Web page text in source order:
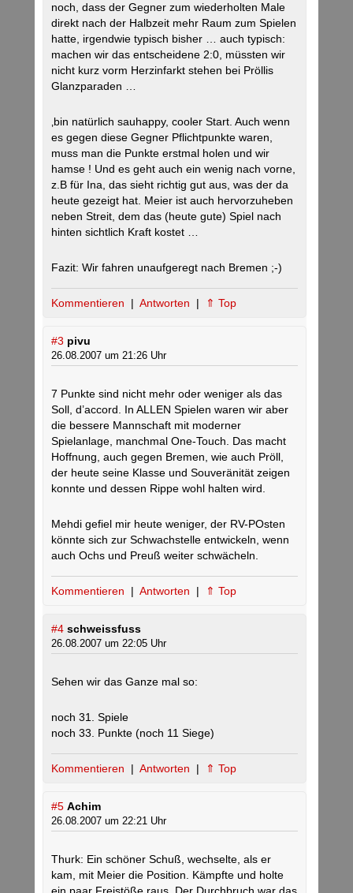
noch, dass der Gegner zum wiederholten Male
direkt nach der Halbzeit mehr Raum zum Spielen
hatte, irgendwie typisch bisher … auch typisch:
machen wir das entscheidene 2:0, müssten wir
nicht kurz vorm Herzinfarkt stehen bei Pröllis
Glanzparaden …
‚bin natürlich sauhappy, cooler Start. Auch wenn
es gegen diese Gegner Pflichtpunkte waren,
muss man die Punkte erstmal holen und wir
hamse ! Und es geht auch ein wenig nach vorne,
z.B für Ina, das sieht richtig gut aus, was der da
heute gezeigt hat. Meier ist auch hervorzuheben
neben Streit, dem das (heute gute) Spiel nach
hinten sichtlich Kraft kostet …
Fazit: Wir fahren unaufgeregt nach Bremen ;-)
Kommentieren | Antworten | ⇑ Top
#3 pivu
26.08.2007 um 21:26 Uhr
7 Punkte sind nicht mehr oder weniger als das
Soll, d’accord. In ALLEN Spielen waren wir aber
die bessere Mannschaft mit moderner
Spielanlage, manchmal One-Touch. Das macht
Hoffnung, auch gegen Bremen, wie auch Pröll,
der heute seine Klasse und Souveränität zeigen
konnte und dessen Rippe wohl halten wird.
Mehdi gefiel mir heute weniger, der RV-POsten
könnte sich zur Schwachstelle entwickeln, wenn
auch Ochs und Preuß weiter schwächeln.
Kommentieren | Antworten | ⇑ Top
#4 schweissfuss
26.08.2007 um 22:05 Uhr
Sehen wir das Ganze mal so:
noch 31. Spiele
noch 33. Punkte (noch 11 Siege)
Kommentieren | Antworten | ⇑ Top
#5 Achim
26.08.2007 um 22:21 Uhr
Thurk: Ein schöner Schuß, wechselte, als er
kam, mit Meier die Position. Kämpfte und holte